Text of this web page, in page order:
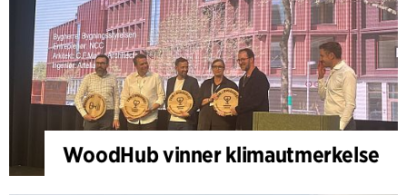
WoodHub vinner klimautmerkelse